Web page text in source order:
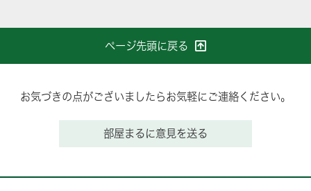
ページ先頭に戻る
お気づきの点がございましたらお気軽にご連絡ください。
部屋まるに意見を送る